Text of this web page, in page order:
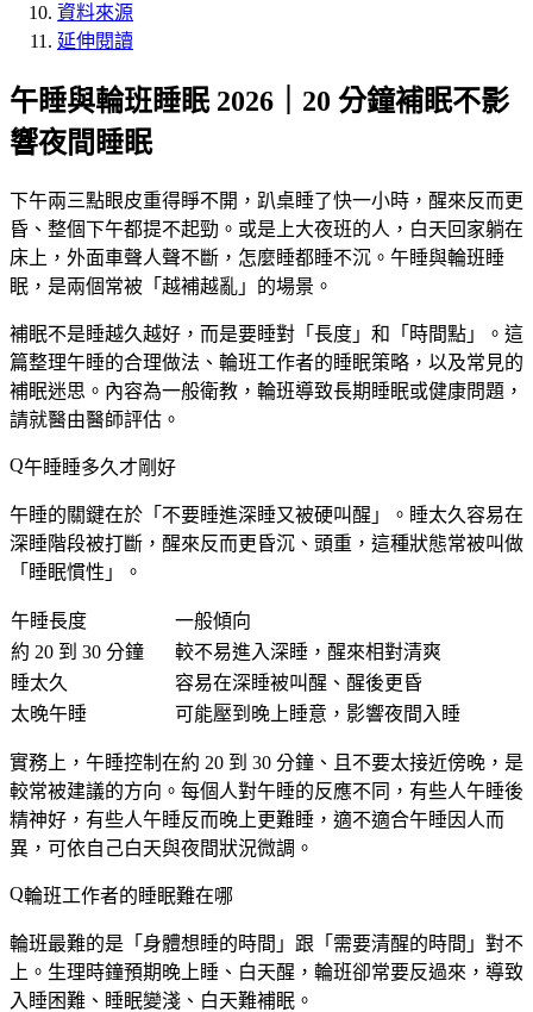
資料來源
延伸閱讀
午睡與輪班睡眠 2026｜20 分鐘補眠不影
響夜間睡眠
下午兩三點眼皮重得睜不開，趴桌睡了快一小時，醒來反而更
昏、整個下午都提不起勁。或是上大夜班的人，白天回家躺在
床上，外面車聲人聲不斷，怎麼睡都睡不沉。午睡與輪班睡
眠，是兩個常被「越補越亂」的場景。
補眠不是睡越久越好，而是要睡對「長度」和「時間點」。這
篇整理午睡的合理做法、輪班工作者的睡眠策略，以及常見的
補眠迷思。內容為一般衛教， 輪班導致長期睡眠或健康問題，
請就醫由醫師評估 。
午睡睡多久才剛好
午睡的關鍵在於「不要睡進深睡又被硬叫醒」。睡太久容易在
深睡階段被打斷，醒來反而更昏沉、頭重，這種狀態常被叫做
「睡眠慣性」。
午睡長度
一般傾向
約 20 到 30 分鐘
較不易進入深睡，醒來相對清爽
睡太久
容易在深睡被叫醒、醒後更昏
太晚午睡
可能壓到晚上睡意，影響夜間入睡
實務上，午睡控制在約 20 到 30 分鐘、且不要太接近傍晚，是
較常被建議的方向。每個人對午睡的反應不同，有些人午睡後
精神好，有些人午睡反而晚上更難睡， 適不適合午睡因人而
異 ，可依自己白天與夜間狀況微調。
輪班工作者的睡眠難在哪
輪班最難的是「身體想睡的時間」跟「需要清醒的時間」對不
上。生理時鐘預期晚上睡、白天醒，輪班卻常要反過來，導致
入睡困難、睡眠變淺、白天難補眠。